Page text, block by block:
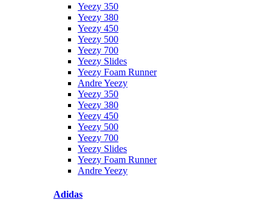
Yeezy 350
Yeezy 380
Yeezy 450
Yeezy 500
Yeezy 700
Yeezy Slides
Yeezy Foam Runner
Andre Yeezy
Yeezy 350
Yeezy 380
Yeezy 450
Yeezy 500
Yeezy 700
Yeezy Slides
Yeezy Foam Runner
Andre Yeezy
Adidas